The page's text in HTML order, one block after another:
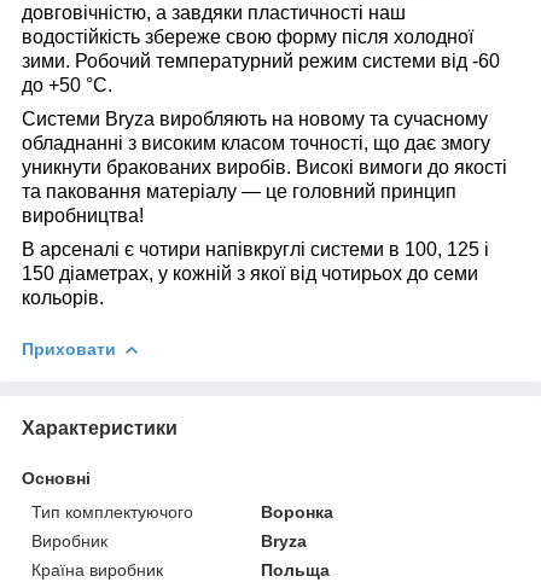
довговічністю, а завдяки пластичності наш
водостійкість збереже свою форму після холодної
зими. Робочий температурний режим системи від -60
до +50 °C.
Системи Bryza виробляють на новому та сучасному
обладнанні з високим класом точності, що дає змогу
уникнути бракованих виробів. Високі вимоги до якості
та паковання матеріалу — це головний принцип
виробництва!
В арсеналі є чотири напівкруглі системи в 100, 125 і
150 діаметрах, у кожній з якої від чотирьох до семи
кольорів.
Приховати
Характеристики
Основні
Тип комплектуючого
Воронка
Виробник
Bryza
Країна виробник
Польща